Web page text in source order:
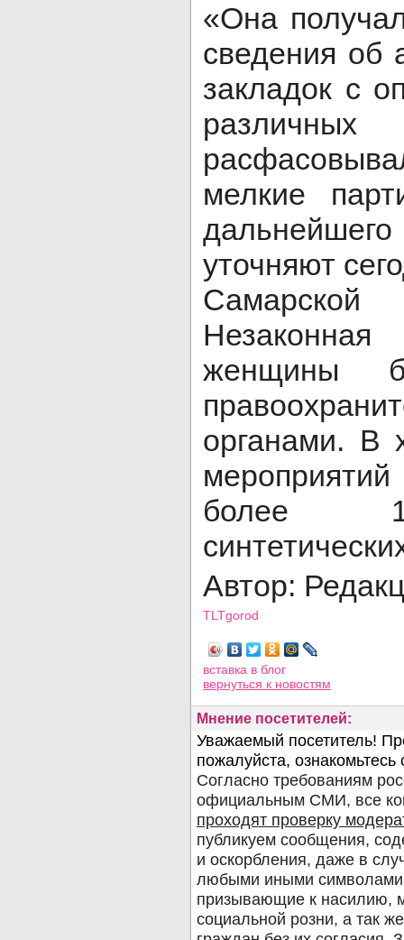
«Она
сведения об
закладок с
мелкие
уточняют
женщины
органами. В
более
Автор:
TLTgorod
вставка в блог
вернуться к новостям
Мнение посетителей: